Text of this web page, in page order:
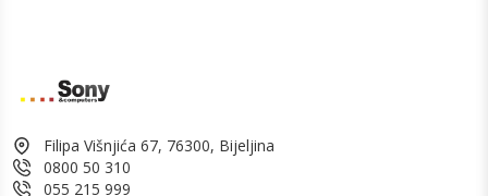
Filipa Višnjića 67, 76300, Bijeljina
0800 50 310
055 215 999